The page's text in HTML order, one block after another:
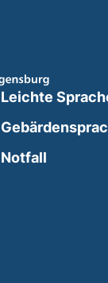
window)
Leichte
Notfall